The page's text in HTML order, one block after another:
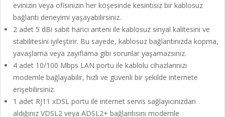
evinizin veya ofisinizin her köşesinde kesintisiz bir kablosuz
bağlantı deneyimi yaşayabilirsiniz.
2 adet 5 dBi sabit harici anteni ile kablosuz sinyal kalitesini ve
stabilitesini iyileştirir. Bu sayede, kablosuz bağlantınızda kopma,
yavaşlama veya zayıflama gibi sorunlar yaşamazsınız.
4 adet 10/100 Mbps LAN portu ile kablolu cihazlarınızı
modemle bağlayabilir, hızlı ve güvenli bir şekilde internete
erişebilirsiniz.
1 adet RJ11 xDSL portu ile internet servis sağlayıcınızdan
aldığınız VDSL2 veya ADSL2+ bağlantısını modemle